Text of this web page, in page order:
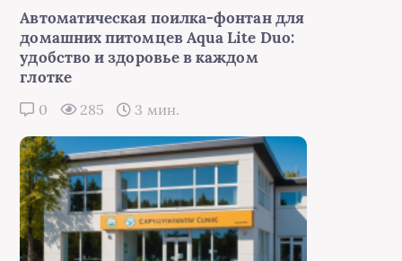
Автоматическая поилка-фонтан для
домашних питомцев Aqua Lite Duo:
удобство и здоровье в каждом
глотке
0 285 3 мин.